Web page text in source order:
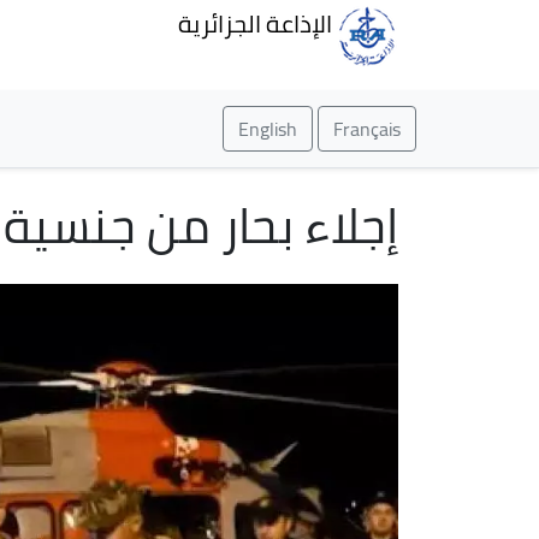
الإذاعة الجزائرية
Français
English
إجلاء بحار من